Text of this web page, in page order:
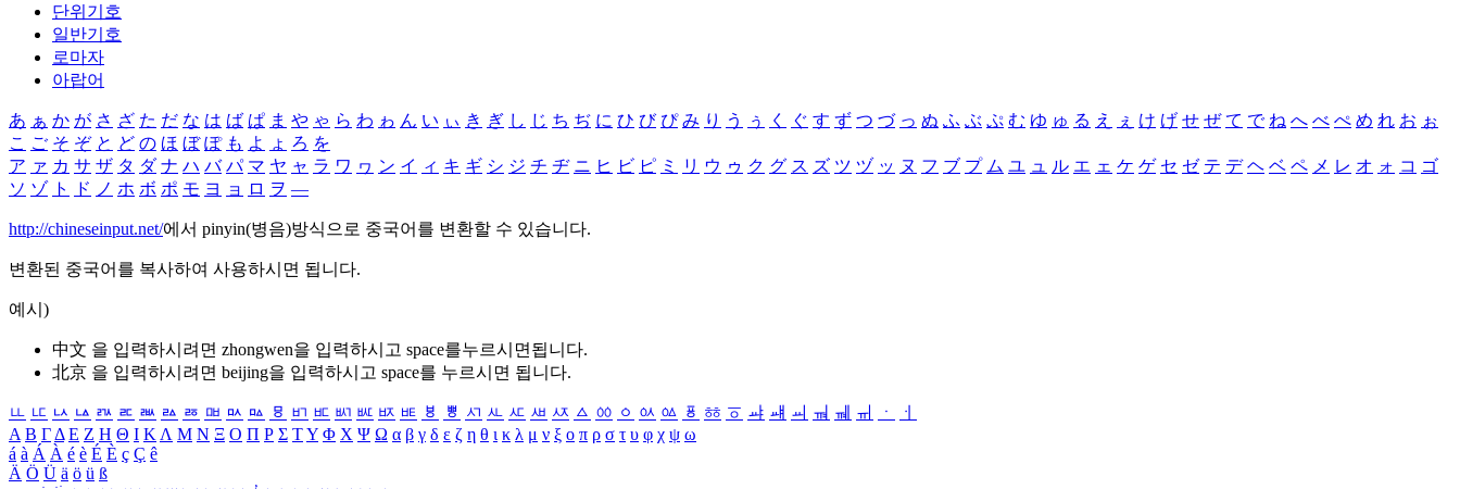
단위기호
일반기호
로마자
아랍어
あ ぁ か が さ ざ た だ な は ば ぱ ま や ゃ ら わ ゎ ん い ぃ き ぎ し じ ち ぢ に ひ び ぴ み り う ぅ く ぐ す ず つ づ っ ぬ ふ ぶ ぷ む ゆ ゅ る え ぇ け げ せ ぜ て で ね へ べ ぺ め れ お ぉ
こ ご そ ぞ と ど の ほ ぼ ぽ も よ ょ ろ を
ア ァ カ サ ザ タ ダ ナ ハ バ パ マ ヤ ャ ラ ワ ヮ ン イ ィ キ ギ シ ジ チ ヂ ニ ヒ ビ ピ ミ リ ウ ゥ ク グ ス ズ ツ ヅ ッ ヌ フ ブ プ ム ユ ュ ル エ ェ ケ ゲ セ ゼ テ デ ヘ ベ ペ メ レ オ ォ コ ゴ
ソ ゾ ト ド ノ ホ ボ ポ モ ヨ ョ ロ ヲ ―
http://chineseinput.net/에서 pinyin(병음)방식으로 중국어를 변환할 수 있습니다.
변환된 중국어를 복사하여 사용하시면 됩니다.
예시)
中文 을 입력하시려면 zhongwen을 입력하시고 space를누르시면됩니다.
北京 을 입력하시려면 beijing을 입력하시고 space를 누르시면 됩니다.
ㅥ ㅦ ㅧ ㅨ ㅩ ㅪ ㅫ ㅬ ㅭ ㅮ ㅯ ㅰ ㅱ ㅲ ㅳ ㅴ ㅵ ㅶ ㅷ ㅸ ㅹ ㅺ ㅻ ㅼ ㅽ ㅾ ㅿ ㆀ ㆁ ㆂ ㆃ ㆄ ㆅ ㆆ ㆇ ㆈ ㆉ ㆊ ㆋ ㆌ ㆍ
ㆎ
Α Β ΓΔ Ε Ζ Η Θ Ι ΚΛ Μ Ν Ξ Ο Π Ρ Σ ΤΥ Φ Χ Ψ Ω α β γ δ ε ζ η θ ι κ λ μ ν ξ ο π ρ σ τ υ φ χ ψ ω
á à Á À é è É È ç Ç ê
Ä Ö Ü ä ö ü ß